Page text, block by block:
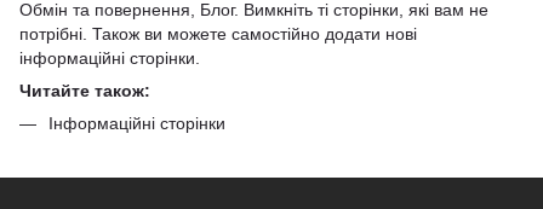
Обмін та повернення, Блог. Вимкніть ті сторінки, які вам не
потрібні. Також ви можете самостійно додати нові
інформаційні сторінки.
Читайте також:
Інформаційні сторінки